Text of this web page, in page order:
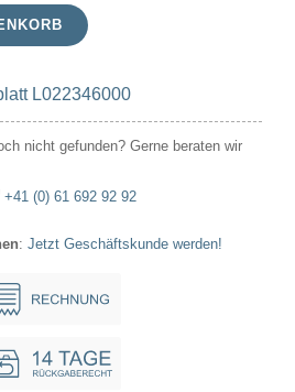
L022346000
nicht gefunden? Gerne beraten wir
+41 (0) 61 692 92 92
: Jetzt Geschäftskunde werden!